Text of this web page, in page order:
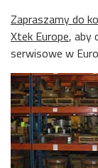
Zapraszamy do
Xtek Europe, aby
serwisowe w